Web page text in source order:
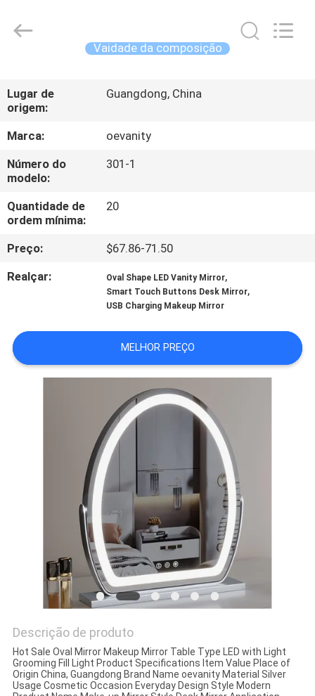
PRODUTOS
VÍDEOS
SHOW
RV
SOMOS
FÁBRICA
CONOSCO
NOTÍCIAS
CASOS
PEDIR
UM
ORÇAMENTO
HOME
Furniture
Vaidade da composição
Lugar de
origem:
Guangdong, China
Marca:
oevanity
Número do
modelo:
301-1
Quantidade de
ordem mínima:
20
Preço:
$67.86-71.50
Realçar:
Oval Shape LED Vanity Mirror,
Smart Touch Buttons Desk Mirror,
USB Charging Makeup Mirror
MELHOR PREÇO
Descrição de produto
Hot Sale Oval Mirror Makeup Mirror Table Type LED with Light
Grooming Fill Light Product Specifications Item Value Place of
Origin China, Guangdong Brand Name oevanity Material Silver
Usage Cosmetic Occasion Everyday Design Style Modern